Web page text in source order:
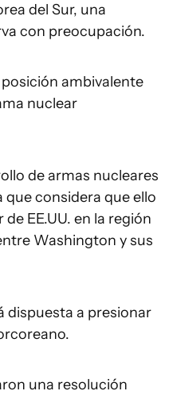
del Sur, una
con preocupación.
ambivalente
nuclear
de armas nucleares
que considera que ello
EE.UU. en la región
Washington y sus
dispuesta a presionar
una resolución